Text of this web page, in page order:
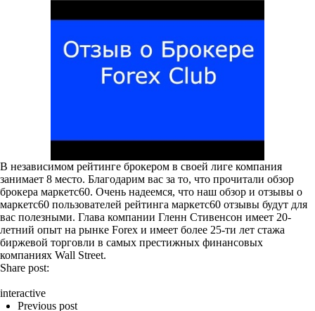
В независимом рейтинге брокером в своей лиге компания
занимает 8 место. Благодарим вас за то, что прочитали обзор
брокера маркетс60. Очень надеемся, что наш обзор и отзывы о
маркетс60 пользователей рейтинга маркетс60 отзывы будут для
вас полезными. Глава компании Гленн Стивенсон имеет 20-
летний опыт на рынке Forex и имеет более 25-ти лет стажа
биржевой торговли в самых престижных финансовых
компаниях Wall Street.
Share post:
interactive
Previous post